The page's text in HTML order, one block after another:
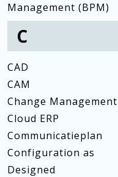
Management (BPM)
C
CAD
CAM
Change Management
Cloud ERP
Communicatieplan
Configuration as
Designed